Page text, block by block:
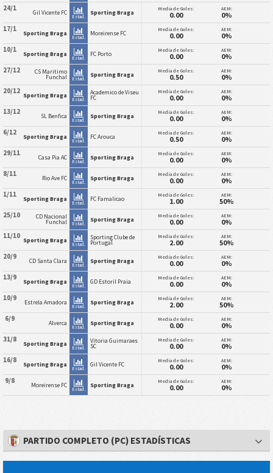
24/1 Gil Vicente FC
Estad.
Sporting Braga Media de Goles:
0.00
AEM:
0%
17/1 Sporting Braga
Estad.
Moreirense FC Media de Goles:
0.00
AEM:
0%
10/1 Sporting Braga
Estad.
FC Porto Media de Goles:
0.00
AEM:
0%
27/12 CS Maritimo
Funchal Estad.
Sporting Braga Media de Goles:
0.50
AEM:
0%
20/12 Sporting Braga
Estad.
Academico de Viseu
FC
Media de Goles:
0.00
AEM:
0%
13/12 SL Benfica
Estad.
Sporting Braga Media de Goles:
0.00
AEM:
0%
6/12 Sporting Braga
Estad.
FC Arouca Media de Goles:
0.50
AEM:
0%
29/11 Casa Pia AC
Estad.
Sporting Braga Media de Goles:
0.00
AEM:
0%
8/11 Rio Ave FC
Estad.
Sporting Braga Media de Goles:
0.00
AEM:
0%
1/11 Sporting Braga
Estad.
FC Famalicao Media de Goles:
1.00
AEM:
50%
25/10 CD Nacional
Funchal Estad.
Sporting Braga Media de Goles:
0.00
AEM:
0%
11/10 Sporting Braga
Estad.
Sporting Clube de
Portugal
Media de Goles:
2.00
AEM:
50%
20/9 CD Santa Clara
Estad.
Sporting Braga Media de Goles:
0.00
AEM:
0%
13/9 Sporting Braga
Estad.
GD Estoril Praia Media de Goles:
0.00
AEM:
0%
10/9 Estrela Amadora
Estad.
Sporting Braga Media de Goles:
2.00
AEM:
50%
6/9 Alverca
Estad.
Sporting Braga Media de Goles:
0.00
AEM:
0%
31/8 Sporting Braga
Estad.
Vitoria Guimaraes
SC
Media de Goles:
0.00
AEM:
0%
16/8 Sporting Braga
Estad.
Gil Vicente FC Media de Goles:
0.00
AEM:
0%
9/8 Moreirense FC
Estad.
Sporting Braga Media de Goles:
0.00
AEM:
0%
PARTIDO COMPLETO (PC) ESTADÍSTICAS